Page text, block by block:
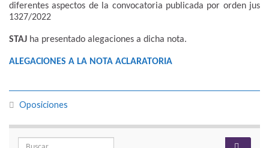
diferentes aspectos de la convocatoria publicada por orden jus
1327/2022
STAJ ha presentado alegaciones a dicha nota.
ALEGACIONES A LA NOTA ACLARATORIA
Oposiciones
Search for: